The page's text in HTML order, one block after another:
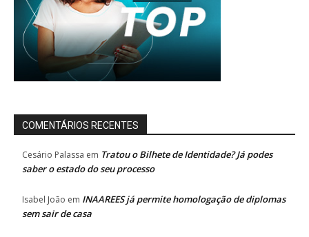
COMENTÁRIOS RECENTES
Cesário Palassa em Tratou o Bilhete de Identidade? Já podes
saber o estado do seu processo
Isabel João em INAAREES já permite homologação de diplomas
sem sair de casa